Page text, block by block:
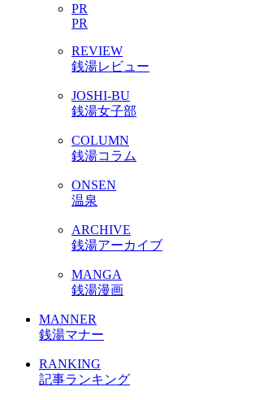
PR
PR
REVIEW
銭湯レビュー
JOSHI-BU
銭湯女子部
COLUMN
銭湯コラム
ONSEN
温泉
ARCHIVE
銭湯アーカイブ
MANGA
銭湯漫画
MANNER
銭湯マナー
RANKING
記事ランキング